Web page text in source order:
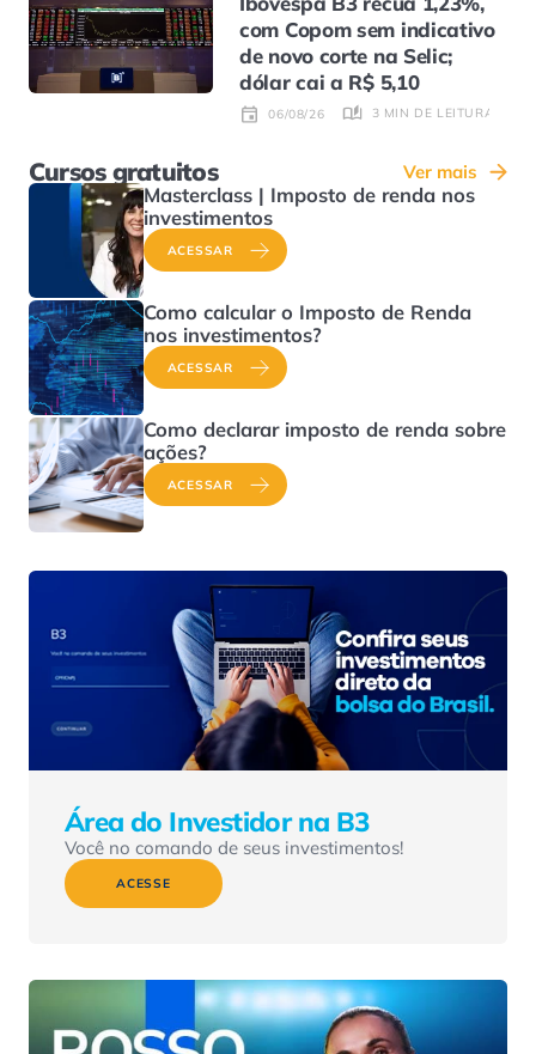
com Copom sem indicativo
de novo corte na Selic;
dólar cai a R$ 5,10
06/08/26 3 MIN DE LEITURA
Cursos gratuitos Ver mais
Masterclass | Imposto de renda nos
investimentos
ACESSAR
Como calcular o Imposto de Renda
nos investimentos?
ACESSAR
Como declarar imposto de renda sobre
ações?
ACESSAR
Área do Investidor na B3
Você no comando de seus investimentos!
ACESSE